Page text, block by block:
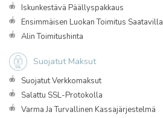
Iskunkestävä Päällyspakkaus
Ensimmäisen Luokan Toimitus Saatavilla
Alin Toimitushinta
Suojatut Maksut
Suojatut Verkkomaksut
Salattu SSL-Protokolla
Varma Ja Turvallinen Kassajärjestelmä